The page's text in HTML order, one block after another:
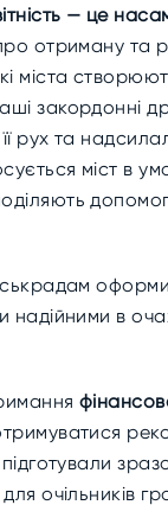
— це
отриману та
міста
закордонні
рух та
міст в
надійними в
підготували
очільників